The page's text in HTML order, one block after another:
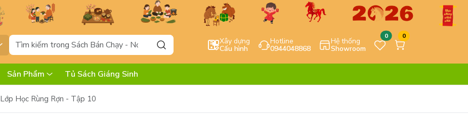
Xây dựng
Cấu hình
Hotline
0944048868
Hệ thống
Showroom
0 0
Sản Phẩm Tủ Sách Giáng Sinh
Lớp Học Rùng Rợn - Tập 10